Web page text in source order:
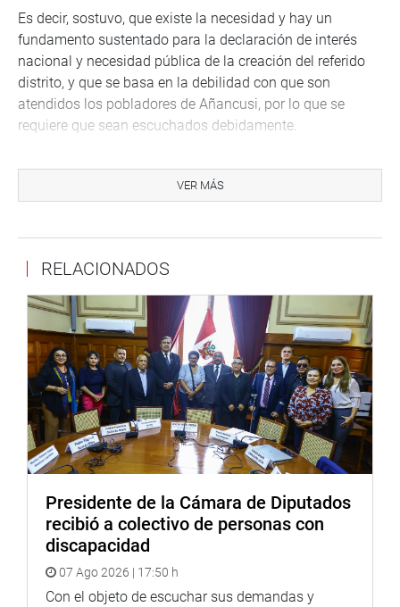
Es decir, sostuvo, que existe la necesidad y hay un
fundamento sustentado para la declaración de interés
nacional y necesidad pública de la creación del referido
distrito, y que se basa en la debilidad con que son
atendidos los pobladores de Añancusi, por lo que se
requiere que sean escuchados debidamente.
distritos, se pueda desplegar en mejor medida las
prestaciones y la presencia del Estado”, anotó tras
permitir un mejor desarrollo en beneficio de la población.
De igual manera, argumentó que las tres propuestas
legislativas que componen el dictamen de la comisión se
alinean al Acuerdo Nacional, además buscan la equidad y
justicia social con políticas de Estado que contemplan
principios de subsidiaridad, solidaridad, impulso y
consolidación de las ciudades, entre otros.
Así también, afirmó que no constituye gasto, porque será
de competencia del gobierno regional.
Lima, 30 de junio de 2021
PRENSA – CONGRESO
VER MÁS
RELACIONADOS
Presidente de la Cámara de Diputados
recibió a colectivo de personas con
discapacidad
07 Ago 2026 | 17:50 h
Con el objeto de escuchar sus demandas y